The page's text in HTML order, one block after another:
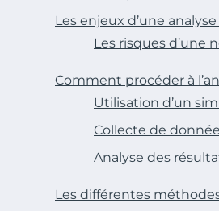
Les enjeux d’une
Les risques d’une
Comment procéder à
Utilisation d’un
Collecte de
Analyse des
Les différentes